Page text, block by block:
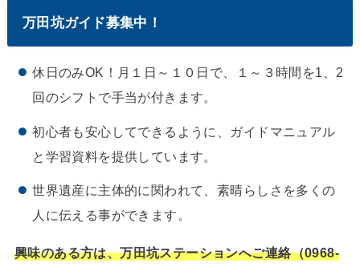
万田坑ガイド募集中！
休日のみOK！月１日～１０日で、１～３時間を1、2
回のシフトで手当が付きます。
初心者も安心してできるように、ガイドマニュアル
と学習資料を提供しています。
世界遺産に主体的に関われて、素晴らしさを多くの
人に伝える事ができます。
興味のある方は、万田坑ステーションへご連絡（0968-